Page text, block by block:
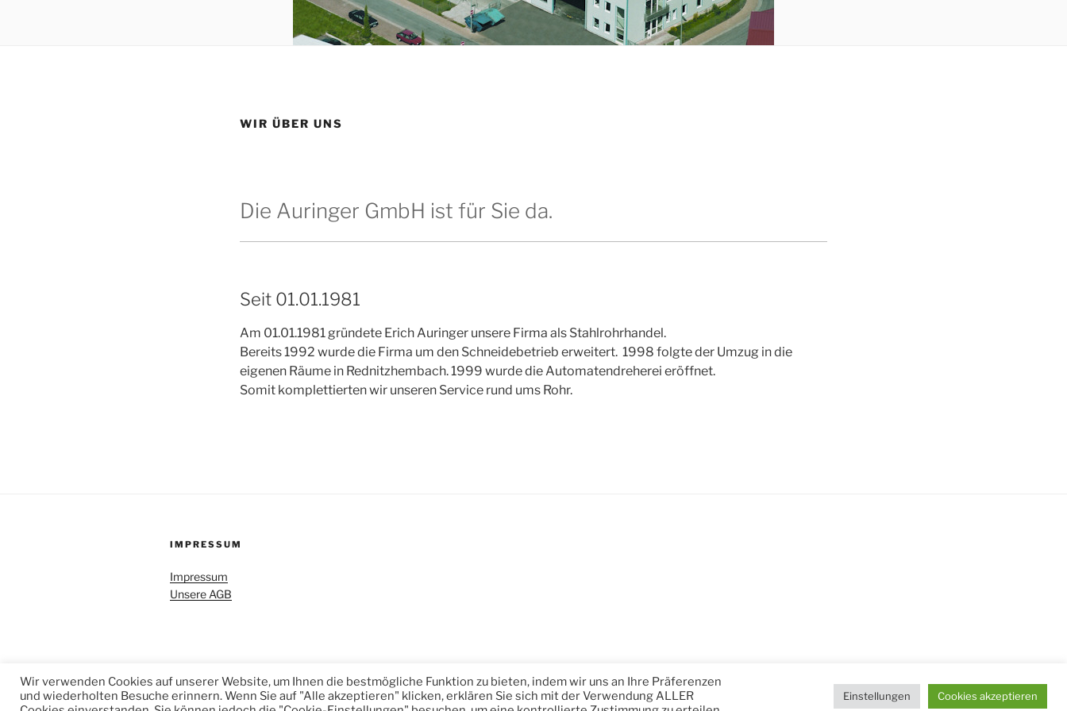
WIR ÜBER UNS
Die Auringer GmbH ist für Sie da.
Seit 01.01.1981
Am 01.01.1981 gründete Erich Auringer unsere Firma als Stahlrohrhandel.
Bereits 1992 wurde die Firma um den Schneidebetrieb erweitert. 1998 folgte der Umzug in die
eigenen Räume in Rednitzhembach. 1999 wurde die Automatendreherei eröffnet.
Somit komplettierten wir unseren Service rund ums Rohr.
IMPRESSUM
Impressum
Unsere AGB
Datenschutzerklärung Stolz präsentiert von WordPress
Wir verwenden Cookies auf unserer Website, um Ihnen die bestmögliche Funktion zu bieten, indem wir uns an Ihre Präferenzen
und wiederholten Besuche erinnern. Wenn Sie auf "Alle akzeptieren" klicken, erklären Sie sich mit der Verwendung ALLER
Einstellungen Cookies akzeptieren